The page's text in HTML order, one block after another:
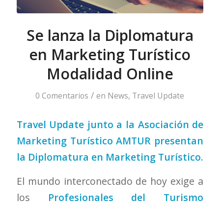
Se lanza la Diplomatura
en Marketing Turístico
Modalidad Online
0 Comentarios / en News, Travel Update
Travel Update junto a la Asociación de
Marketing Turístico AMTUR presentan
la Diplomatura en Marketing Turístico.
El mundo interconectado de hoy exige a
los Profesionales del Turismo